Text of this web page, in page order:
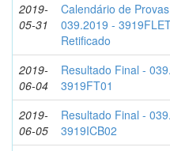
2019-
05-31
Calendário de
039.2019 -
Retificado
2019-
06-04
Resultado Final -
3919FT01
2019-
06-05
Resultado Final -
3919ICB02